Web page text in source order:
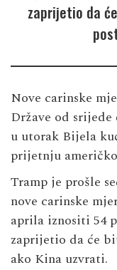
zaprijetio da
Nove carinske
Države od srijede
u utorak Bijela
prijetnju
Tramp je prošle
nove carinske
aprila iznositi 54
zaprijetio da će
ako Kina uzvrati.